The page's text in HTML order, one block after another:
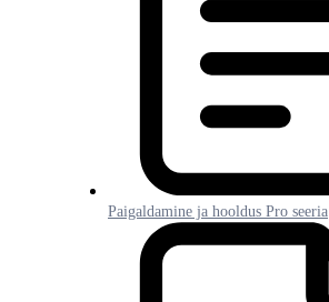
Paigaldamine ja hooldus Pro seeria